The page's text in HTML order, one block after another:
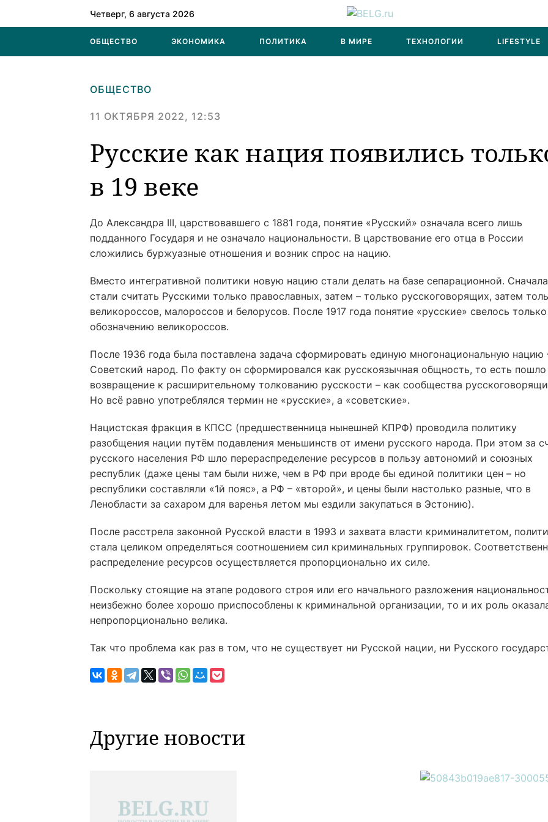
Четверг, 6 августа 2026
ОБЩЕСТВО ЭКОНОМИКА ПОЛИТИКА В МИРЕ ТЕХНОЛОГИИ LIFESTYLE
ОБЩЕСТВО
11 ОКТЯБРЯ 2022, 12:53
Русские как нация появились
в 19 веке
До Александра III, царствовавшего с 1881 года, понятие «Русский» означала всего лишь
подданного Государя и не означало национальности. В царствование его отца в России
сложились буржуазные отношения и возник спрос на нацию.
Вместо интегративной политики новую нацию стали делать на базе сепарационной. Сначала
стали считать Русскими только православных, затем – только русскоговорящих, затем
великороссов, малороссов и белорусов. После 1917 года понятие «русские» свелось
обозначению великороссов.
После 1936 года была поставлена задача сформировать единую многонациональную нацию
Советский народ. По факту он сформировался как русскоязычная общность, то есть пошло
возвращение к расширительному толкованию русскости – как сообщества
Но всё равно употреблялся термин не «русские», а «советские».
Нацистская фракция в КПСС (предшественница нынешней КПРФ) проводила политику
разобщения нации путём подавления меньшинств от имени русского народа. При этом за
русского населения РФ шло перераспределение ресурсов в пользу автономий и союзных
республик (даже цены там были ниже, чем в РФ при вроде бы единой политики цен – но
республики составляли «1й пояс», а РФ – «второй», и цены были настолько разные, что в
Ленобласти за сахаром для варенья летом мы ездили закупаться в Эстонию).
После расстрела законной Русской власти в 1993 и захвата власти криминалитетом,
стала целиком определяться соотношением сил криминальных группировок.
распределение ресурсов осуществляется пропорционально их силе.
Поскольку стоящие на этапе родового строя или его начального разложения
неизбежно более хорошо приспособлены к криминальной организации, то и их роль
непропорционально велика.
Так что проблема как раз в том, что не существует ни Русской нации, ни Русского
Другие новости